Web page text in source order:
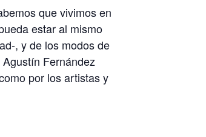
que vivimos en
estar al mismo
, y de los modos de
Fernández
por los artistas y